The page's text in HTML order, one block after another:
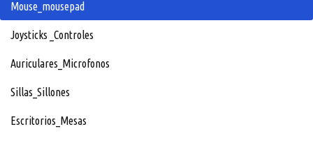
Mouse_mousepad
Joysticks _Controles
Auriculares_Microfonos
Sillas_Sillones
Escritorios_Mesas